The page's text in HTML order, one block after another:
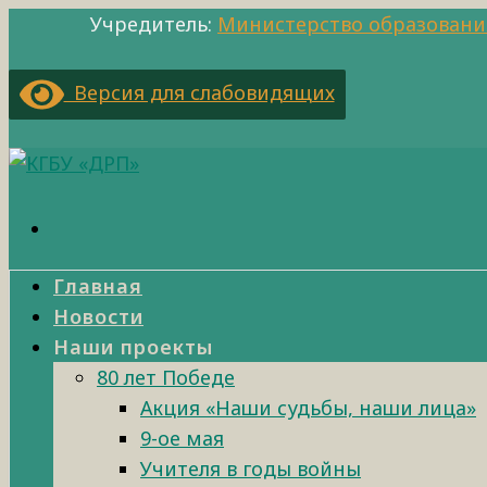
Учредитель: Министерство
Версия для слабовидящих
Главная
Новости
Наши проекты
80 лет Победе
Акция «Наши судьбы, наши лица»
9-ое мая
Учителя в годы войны